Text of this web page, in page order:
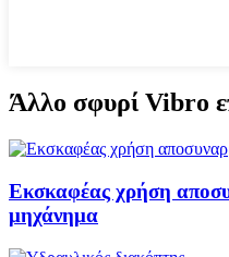
Άλλο σφυρί Vibro
Εκσκαφέας χρήση
μηχάνημα